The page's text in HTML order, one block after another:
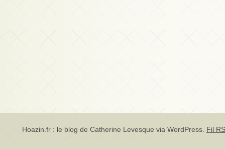
Hoazin.fr : le blog de Catherine Levesque via WordPress Fil